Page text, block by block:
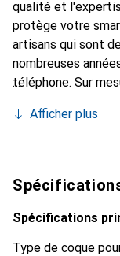
qualité et
protège votre
artisans qui sont
nombreuses
téléphone. Sur
et indispensable
marque Noreve
exigeante.
Afficher plus
Spécifications
Type de coque